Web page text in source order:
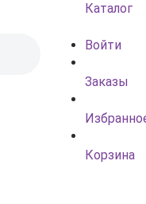
Каталог
Войти
Заказы
Корзина